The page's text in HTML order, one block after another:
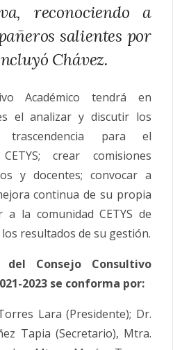
reconociendo a
salientes por
Chávez.
Académico tendrá en
el analizar y discutir los
para el
crear comisiones
y docentes; convocar a
continua de su propia
la comunidad CETYS de
resultados de su gestión.
Consejo Consultivo
2023 se conforma por:
Lara (Presidente); Dr.
Tapia (Secretario), Mtra.